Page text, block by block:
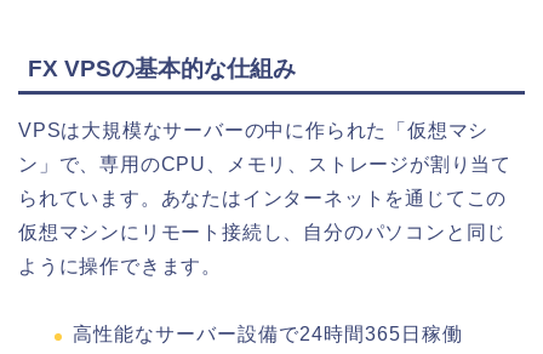
FX VPSの基本的な仕組み
VPSは大規模なサーバーの中に作られた「仮想マシ
ン」で、専用のCPU、メモリ、ストレージが割り当て
られています。あなたはインターネットを通じてこの
仮想マシンにリモート接続し、自分のパソコンと同じ
ように操作できます。
高性能なサーバー設備で24時間365日稼働